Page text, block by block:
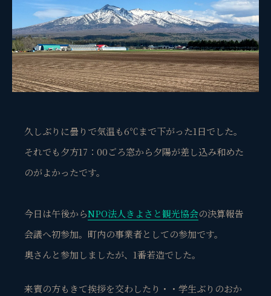
久しぶりに曇りで気温も6℃まで下がった1日でした。
それでも夕方17：00ごろ窓から夕陽が差し込み和めた
のがよかったです。
今日は午後からNPO法人きよさと観光協会の決算報告
会議へ初参加。町内の事業者としての参加です。
奥さんと参加しましたが、1番若造でした。
来賓の方もきて挨拶を交わしたり・・学生ぶりのおか